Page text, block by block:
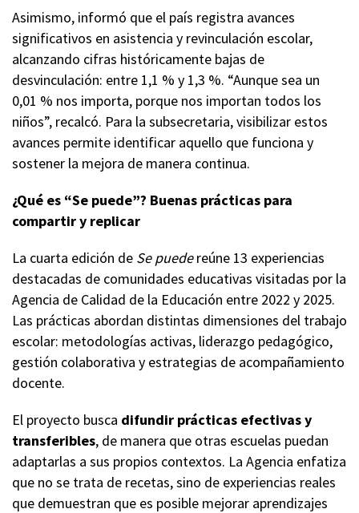
Asimismo, informó que el país registra avances
significativos en asistencia y revinculación escolar,
alcanzando cifras históricamente bajas de
desvinculación: entre 1,1 % y 1,3 %. “Aunque sea un
0,01 % nos importa, porque nos importan todos los
niños”, recalcó. Para la subsecretaria, visibilizar estos
avances permite identificar aquello que funciona y
sostener la mejora de manera continua.
¿Qué es “Se puede”? Buenas prácticas para
compartir y replicar
La cuarta edición de Se puedereúne 13 experiencias
destacadas de comunidades educativas visitadas por la
Agencia de Calidad de la Educación entre 2022 y 2025.
Las prácticas abordan distintas dimensiones del trabajo
escolar: metodologías activas, liderazgo pedagógico,
gestión colaborativa y estrategias de acompañamiento
docente.
El proyecto busca difundir prácticas efectivas y
transferibles, de manera que otras escuelas puedan
adaptarlas a sus propios contextos. La Agencia enfatiza
que no se trata de recetas, sino de experiencias reales
que demuestran que es posible mejorar aprendizajes